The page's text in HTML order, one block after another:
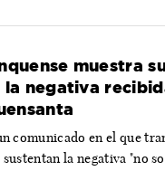
muestra
la negativa
comunicado en el que
la negativa "no